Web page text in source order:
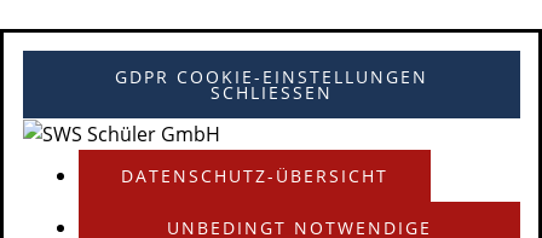
GDPR COOKIE-EINSTELLUNGEN
SCHLIESSEN
DATENSCHUTZ-ÜBERSICHT
UNBEDINGT NOTWENDIGE